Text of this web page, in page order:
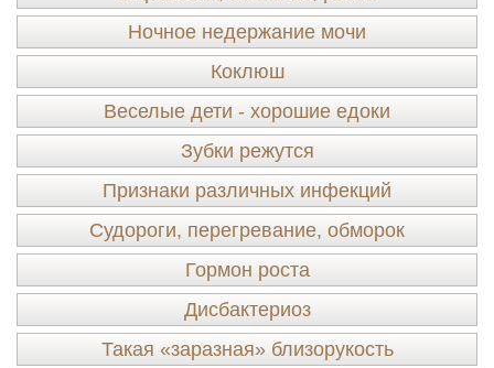
Ночное недержание мочи
Коклюш
Веселые дети - хорошие едоки
Зубки режутся
Признаки различных инфекций
Судороги, перегревание, обморок
Гормон роста
Дисбактериоз
Такая «заразная» близорукость